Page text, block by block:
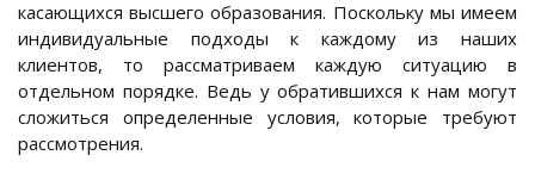
касающихся высшего образования. Поскольку мы имеем
индивидуальные подходы к каждому из наших
клиентов, то рассматриваем каждую ситуацию в
отдельном порядке. Ведь у обратившихся к нам могут
сложиться определенные условия, которые требуют
рассмотрения.